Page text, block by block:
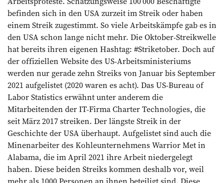
befinden sich in den USA zurzeit im Streik oder haben
einem Streik zugestimmt. So viele Arbeitskämpfe gab es in
den USA schon lange nicht mehr. Die Oktober-Streikwelle
hat bereits ihren eigenen Hashtag: #Striketober. Doch auf
der offiziellen Website des US-Arbeitsministeriums
werden nur gerade zehn Streiks von Januar bis September
2021 aufgelistet (2020 waren es acht). Das US-Bureau of
Labor Statistics erwähnt unter anderem die
Mitarbeitenden der IT-Firma Charter Technologies, die
seit März 2017 streiken. Der längste Streik in der
Geschichte der USA überhaupt. Aufgelistet sind auch die
Minenarbeiter des Kohleunternehmens Warrior Met in
Alabama, die im April 2021 ihre Arbeit niedergelegt
haben. Diese beiden Streiks kommen deshalb vor, weil
mehr als 1000 Personen an ihnen beteiligt sind. Diese